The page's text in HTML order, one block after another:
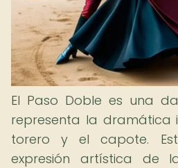
El Paso Doble es una
representa la dramática
torero y el capote.
expresión artística de